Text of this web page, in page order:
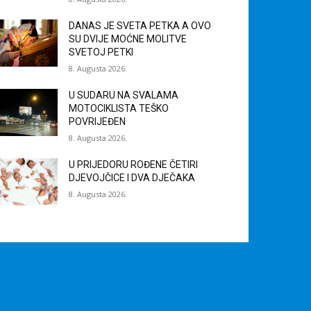
DANAS JE SVETA PETKA A OVO
SU DVIJE MOĆNE MOLITVE
SVETOJ PETKI
8. Augusta 2026.
U SUDARU NA SVALAMA
MOTOCIKLISTA TEŠKO
POVRIJEĐEN
8. Augusta 2026.
U PRIJEDORU ROĐENE ČETIRI
DJEVOJČICE I DVA DJEČAKA
8. Augusta 2026.